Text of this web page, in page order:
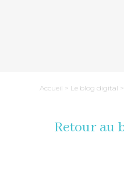
Accueil > Le blog digital >
Retour au